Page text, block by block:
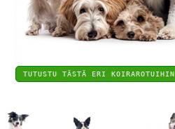
TUTUSTU TÄSTÄ ERI KOIRAROTUIHIN